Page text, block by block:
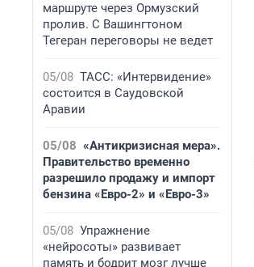
маршруте через Ормузский
пролив. С Вашингтоном
Тегеран переговоры не ведет
05/08 ТАСС: «Интервидение»
состоится в Саудовской
Аравии
05/08 «Антикризисная мера».
Правительство временно
разрешило продажу и импорт
бензина «Евро-2» и «Евро-3»
05/08 Упражнение
«нейросоты» развивает
память и бодрит мозг лучше